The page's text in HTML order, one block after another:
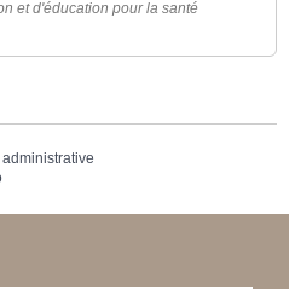
et d'éducation pour la santé